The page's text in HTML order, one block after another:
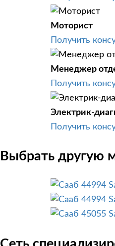
Моторист
Получить
Менеджер
Получить
Электрик-
Получить
Выбрать другую